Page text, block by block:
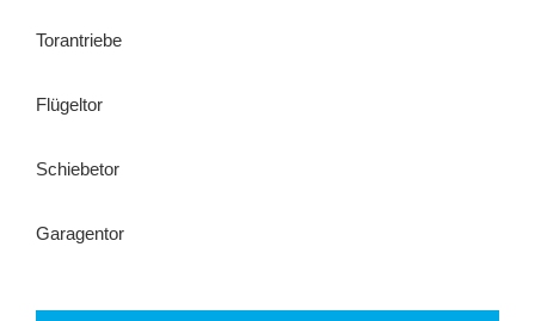
Torantriebe
Flügeltor
Schiebetor
Garagentor